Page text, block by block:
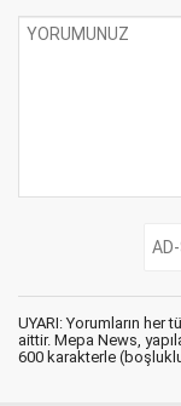
UYARI: Yorumların
aittir. Mepa News,
600 karakterle (boşluklu)